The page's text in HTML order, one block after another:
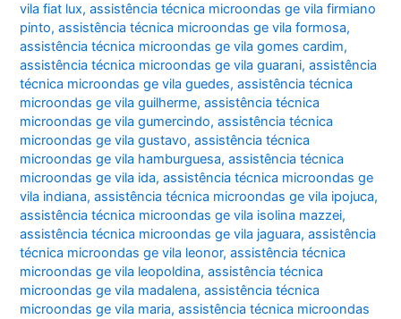
vila fiat lux,assistência técnica microondas ge vila firmiano
pinto,assistência técnica microondas ge vila formosa,
assistência técnica microondas ge vila gomes cardim,
assistência técnica microondas ge vila guarani,assistência
técnica microondas ge vila guedes,assistência técnica
microondas ge vila guilherme,assistência técnica
microondas ge vila gumercindo,assistência técnica
microondas ge vila gustavo,assistência técnica
microondas ge vila hamburguesa,assistência técnica
microondas ge vila ida,assistência técnica microondas ge
vila indiana,assistência técnica microondas ge vila ipojuca,
assistência técnica microondas ge vila isolina mazzei,
assistência técnica microondas ge vila jaguara,assistência
técnica microondas ge vila leonor,assistência técnica
microondas ge vila leopoldina,assistência técnica
microondas ge vila madalena,assistência técnica
microondas ge vila maria,assistência técnica microondas